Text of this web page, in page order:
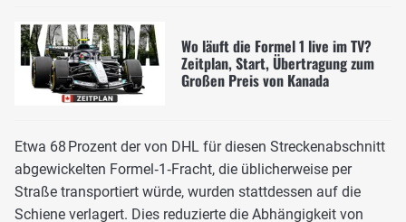
Wo läuft die Formel 1 live im TV?
Zeitplan, Start, Übertragung zum
Großen Preis von Kanada
Etwa 68 Prozent der von DHL für diesen Streckenabschnitt
abgewickelten Formel‑1‑Fracht, die üblicherweise per
Straße transportiert würde, wurden stattdessen auf die
Schiene verlagert. Dies reduzierte die Abhängigkeit von